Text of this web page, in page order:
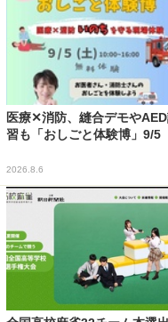
医療✕消防、縫合デモや
習も「おしごと体験博」9/5
2026.8.6